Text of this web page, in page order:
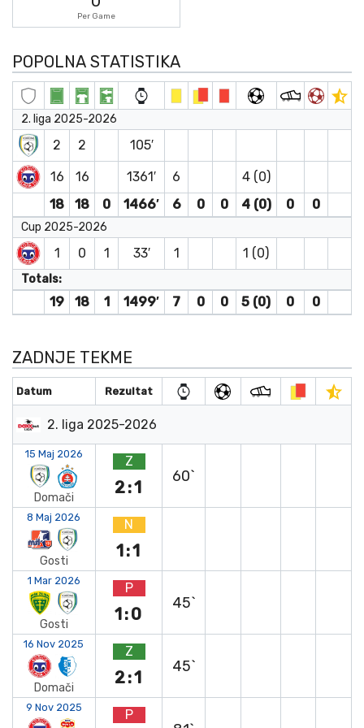
Per Game
POPOLNA STATISTIKA
2. liga 2025-2026
2 2 105′
16 16 1361′ 6
4 (0)
18
18 0 1466′ 6 0 0 4 (0) 0 0
Cup 2025-2026
1 0 1 33′ 1 1 (0)
Totals:
19 18 1 1499′ 7 0 0 5 (0) 0 0
ZADNJE TEKME
Datum Rezultat
2. liga 2025-2026
15 Maj 2026
Domači
Z
2:1
60`
8 Maj 2026
Gosti
N
1:1
1 Mar 2026
Gosti
P
1:0
45`
16 Nov 2025
Domači
Z
2:1
45`
9 Nov 2025 P